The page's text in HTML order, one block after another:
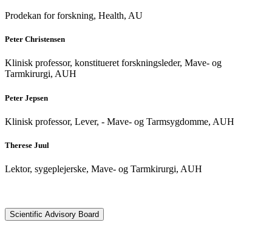
Prodekan for forskning, Health, AU
Peter Christensen
Klinisk professor, konstitueret forskningsleder, Mave- og
Tarmkirurgi, AUH
Peter Jepsen
Klinisk professor, Lever, - Mave- og Tarmsygdomme, AUH
Therese Juul
Lektor, sygeplejerske, Mave- og Tarmkirurgi, AUH
Scientific Advisory Board